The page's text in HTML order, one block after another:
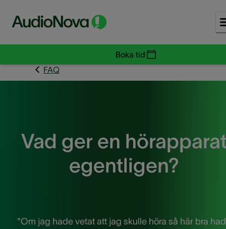
Boka tid
FAQ
Vad ger en
egentligen?
"Om jag hade vetat att jag skulle höra så här bra